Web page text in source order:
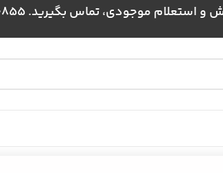
تماس بگیرید. 09108050855 - 09024384172